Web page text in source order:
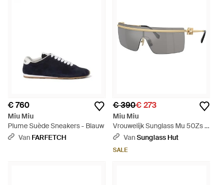
€ 760
Miu Miu
Plume Suède Sneakers - Blauw
Van FARFETCH
€ 390€ 273
Miu Miu
Vrouwelijk Sunglass Mu 50Zs -
Zwart
VanSunglass Hut
SALE